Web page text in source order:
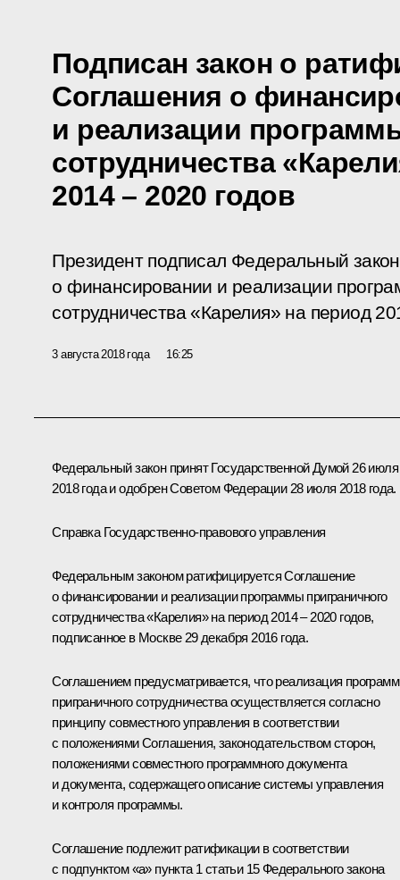
Подписан закон о
Соглашения о
и реализации
сотрудничества
2014 – 2020 годов
Президент подписал Федеральный
о финансировании и реализации
сотрудничества «Карелия» на период
3 августа 2018 года 16:25
Федеральный закон принят Государственной Думой 26 июля
2018 года и одобрен Советом Федерации 28 июля 2018 года.
Справка Государственно-правового управления
Федеральным законом ратифицируется Соглашение
о финансировании и реализации программы приграничного
сотрудничества «Карелия» на период 2014 – 2020 годов,
подписанное в Москве 29 декабря 2016 года.
Соглашением предусматривается, что реализация
приграничного сотрудничества осуществляется согласно
принципу совместного управления в соответствии
с положениями Соглашения, законодательством сторон,
положениями совместного программного документа
и документа, содержащего описание системы управления
и контроля программы.
Соглашение подлежит ратификации в соответствии
с подпунктом «а» пункта 1 статьи 15 Федерального закона